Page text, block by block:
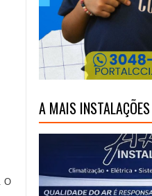
e Água Quente
O
A MAIS INSTALAÇÕES